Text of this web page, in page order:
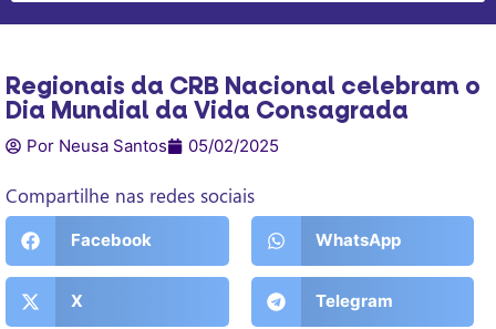
Regionais da CRB Nacional celebram o
Dia Mundial da Vida Consagrada
Por Neusa Santos 05/02/2025
Compartilhe nas redes sociais
Facebook WhatsApp
X Telegram